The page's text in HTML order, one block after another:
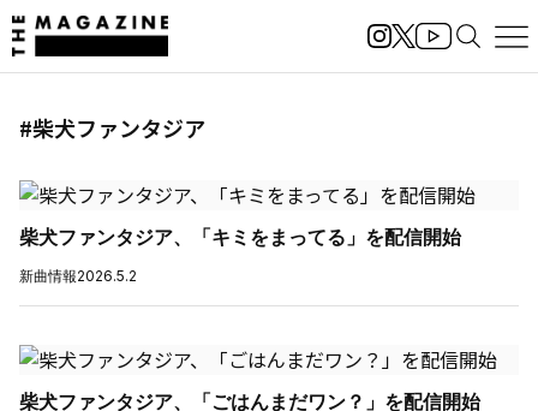
#柴犬ファンタジア
柴犬ファンタジア、「キミをまってる」を配信開始
新曲情報2026.5.2
柴犬ファンタジア、「ごはんまだワン？」を配信開始